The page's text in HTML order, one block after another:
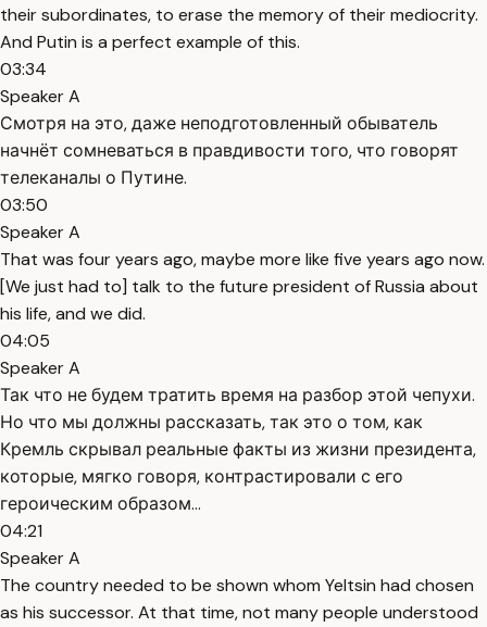
their subordinates, to erase the memory of their mediocrity.
And Putin is a perfect example of this.
03:34
Speaker A
Смотря на это, даже неподготовленный обыватель
начнёт сомневаться в правдивости того, что говорят
телеканалы о Путине.
03:50
Speaker A
That was four years ago, maybe more like five years ago now.
[We just had to] talk to the future president of Russia about
his life, and we did.
04:05
Speaker A
Так что не будем тратить время на разбор этой чепухи.
Но что мы должны рассказать, так это о том, как
Кремль скрывал реальные факты из жизни президента,
которые, мягко говоря, контрастировали с его
героическим образом...
04:21
Speaker A
The country needed to be shown whom Yeltsin had chosen
as his successor. At that time, not many people understood